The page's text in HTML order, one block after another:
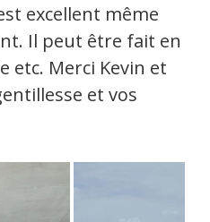
excellent même
Il peut être fait en
etc. Merci Kevin et
et vos